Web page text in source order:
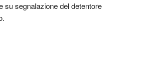
su segnalazione del detentore